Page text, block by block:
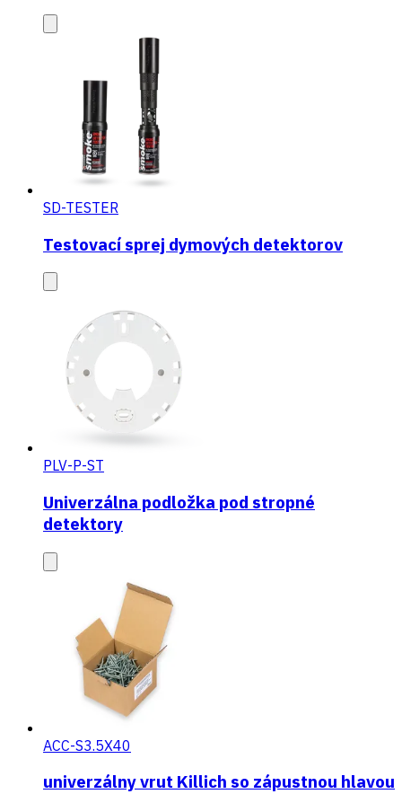
SD-TESTER
Testovací sprej dymových detektorov
PLV-P-ST
Univerzálna podložka pod stropné
detektory
ACC-S3.5X40
univerzálny vrut Killich so zápustnou hlavou